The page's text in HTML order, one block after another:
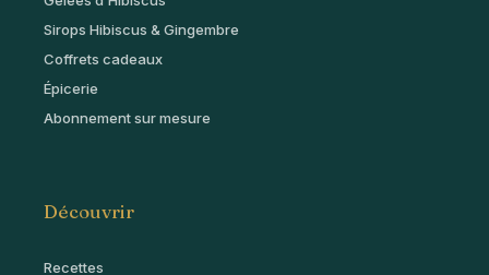
Sirops Hibiscus & Gingembre
Coffrets cadeaux
Épicerie
Abonnement sur mesure
Découvrir
Recettes